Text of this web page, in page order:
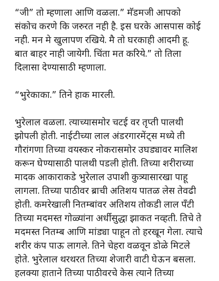
“जी” तो म्हणाला आणि वळला.” मॅडमजी आपको
संकोच करणे कि जरुरत नही है. इस घरके आसपास कोई
नही. मन मे खुलापण रखिये. मै तो घरकाही आदमी हू.
बात बाहर नाही जायेगी. चिंता मत करिये.” तो तिला
दिलासा देण्यासाठी म्हणाला.
“भुरेकाका.” तिने हाक मारली.
भुरेलाल वळला. त्याच्यासमोर चटई वर तृप्ती पालथी
झोपली होती. नाईटीच्या लाल अंडरगारमेंट्स मध्ये ती
गौरांगणा तिच्या वयस्कर नोकरासमोर उघड्यावर मालिश
करून घेण्यासाठी पालथी पडली होती. तिच्या शरीराच्या
मादक आकाराकडे भुरेलाल उपाशी कुत्र्यासारखा पाहू
लागला. तिच्या पाठीवर ब्राची अतिशय पातळ लेस तेवढी
होती. कमरेखाली नितम्बांवर अतिशय तोकडी लाल पॅंटी
तिच्या मदमस्त गोळ्यांना अर्धीसुद्धा झाकत नव्हती. तिचे ते
मदमस्त नितम्ब आणि मांड्या पाहून तो हरखून गेला. त्याचे
शरीर कंप पाऊ लागले. तिने चेहरा वळवून डोळे मिटले
होते. भुरेलाल थरथरत तिच्या शेजारी वाटी घेऊन बसला.
हलक्या हाताने तिच्या पाठीवरचे केस त्याने तिच्या